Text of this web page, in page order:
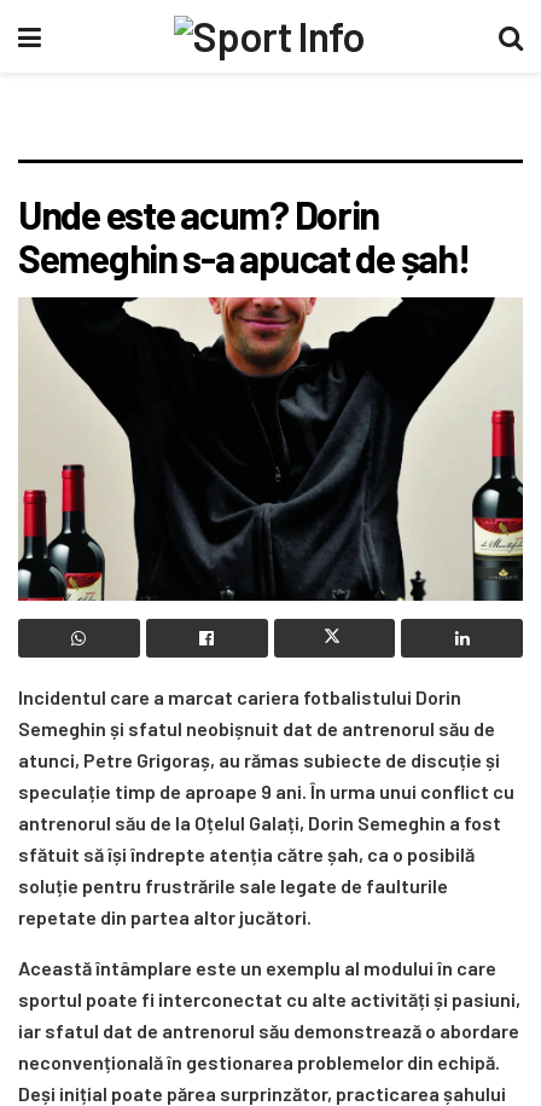
Unde este acum? Dorin
Semeghin s-a apucat de șah!
Incidentul care a marcat cariera fotbalistului Dorin
Semeghin și sfatul neobișnuit dat de antrenorul său de
atunci, Petre Grigoraș, au rămas subiecte de discuție și
speculație timp de aproape 9 ani. În urma unui conflict cu
antrenorul său de la Oțelul Galați, Dorin Semeghin a fost
sfătuit să își îndrepte atenția către șah, ca o posibilă
soluție pentru frustrările sale legate de faulturile
repetate din partea altor jucători.
Această întâmplare este un exemplu al modului în care
sportul poate fi interconectat cu alte activități și pasiuni,
iar sfatul dat de antrenorul său demonstrează o abordare
neconvențională în gestionarea problemelor din echipă.
Deși inițial poate părea surprinzător, practicarea șahului